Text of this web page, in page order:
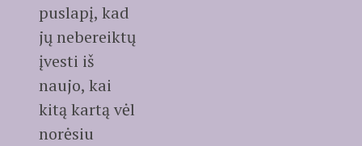
puslapį, kad
jų nebereiktų
įvesti iš
naujo, kai
kitą kartą vėl
norėsiu